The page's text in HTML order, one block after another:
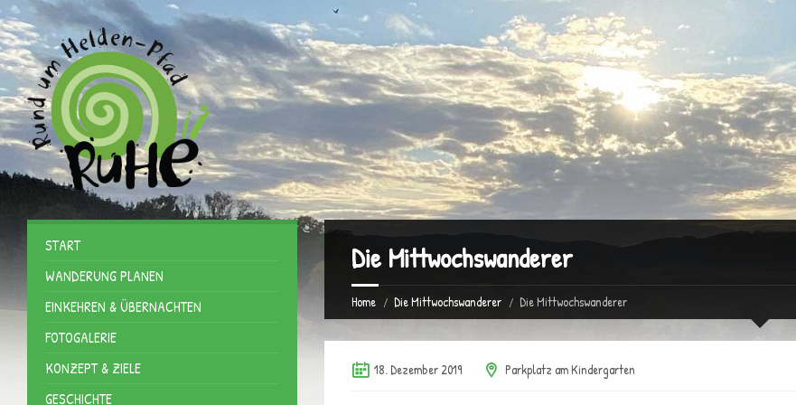
Die Mittwochswanderer
Home Die Mittwochswanderer Die Mittwochswanderer
18. Dezember 2019 Parkplatz am Kindergarten
START
WANDERUNG PLANEN
EINKEHREN & ÜBERNACHTEN
FOTOGALERIE
KONZEPT & ZIELE
GESCHICHTE